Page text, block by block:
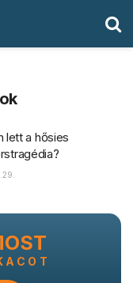
lett a hősies